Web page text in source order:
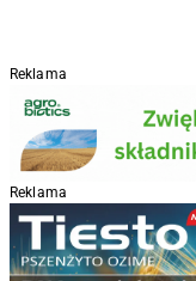
Reklama
Reklama